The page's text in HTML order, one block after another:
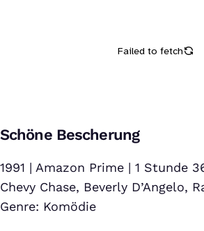
Schöne Bescherung
1991 | Amazon Prime | 1 Stunde
Chevy Chase, Beverly D’Angelo,
Genre: Komödie